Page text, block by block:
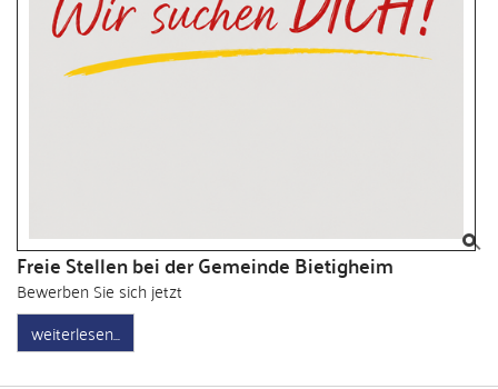
Freie Stellen bei der Gemeinde Bietigheim
Bewerben Sie sich jetzt
weiterlesen